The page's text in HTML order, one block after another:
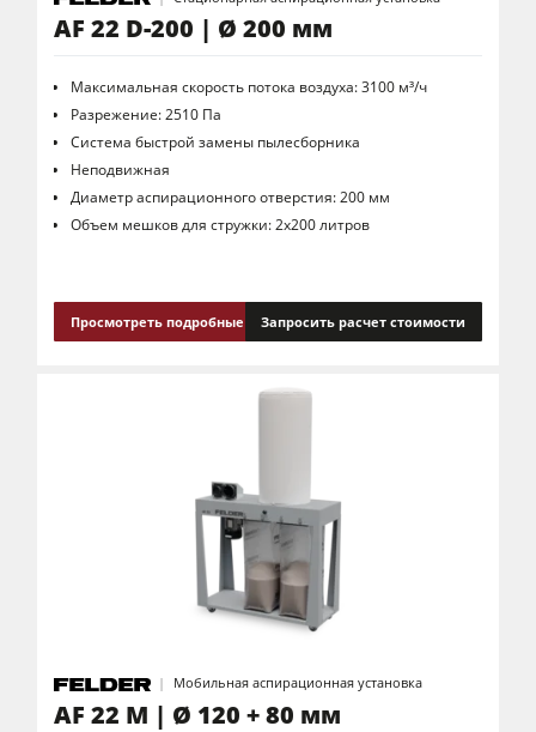
AF 22 D-200 | Ø 200 мм
Максимальная скорость потока воздуха: 3100 м³/ч
Разрежение: 2510 Па
Система быстрой замены пылесборника
Неподвижная
Диаметр аспирационного отверстия: 200 мм
Объем мешков для стружки: 2х200 литров
Просмотреть подробные сведенияЗапросить расчет стоимости
Мобильная аспирационная установка
AF 22 M | Ø 120 + 80 мм